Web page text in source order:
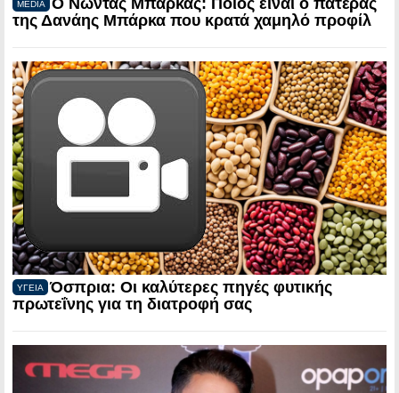
MEDIA
της Δανάης Μπάρκα που κρατά χαμηλό προφίλ
ΥΓΕΙΑ
Όσπρια: Οι καλύτερες πηγές φυτικής
πρωτεΐνης για τη διατροφή σας